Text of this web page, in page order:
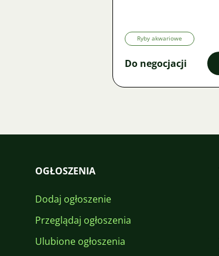
Ryby akwariowe
Do negocjacji
OGŁOSZENIA
Dodaj ogłoszenie
Przeglądaj ogłoszenia
Ulubione ogłoszenia